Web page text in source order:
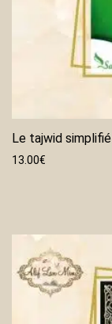
Le tajwid simplifié
13.00€